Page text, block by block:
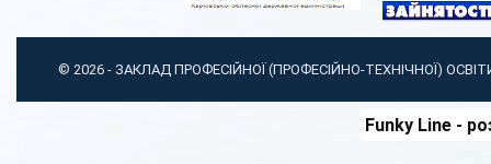
© 2026 - ЗАКЛАД ПРОФЕСІЙНОЇ (ПРОФЕСІЙНО-ТЕХНІЧНОЇ)
Funky Line-